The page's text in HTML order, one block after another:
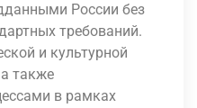
России без
требований.
и культурной
также
в рамках